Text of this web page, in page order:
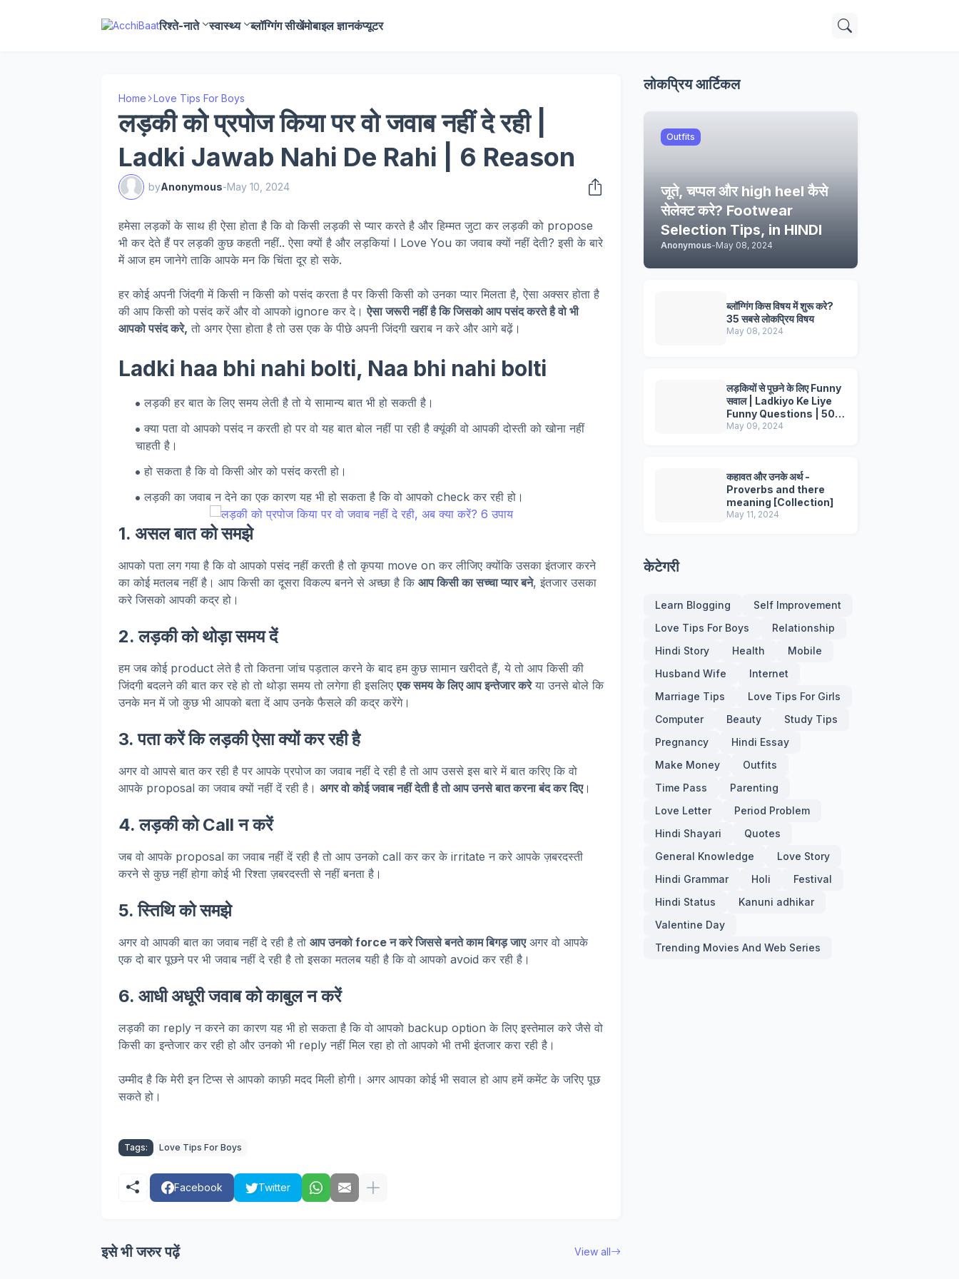
रिश्ते-नाते स्वास्थ्य ब्लॉग्गिंग सीखेंमोबाइल ज्ञानकंप्यूटर
Home Love Tips For Boys
लड़की को प्रपोज किया पर वो जवाब नहीं दे रही |
Ladki Jawab Nahi De Rahi | 6 Reason
byAnonymous-May 10, 2024
हमेसा लड़कों के साथ ही ऐसा होता है कि वो किसी लड़की से प्यार करते है और हिम्मत जुटा कर लड़की को propose
भी कर देते हैं पर लड़की कुछ कहती नहीं.. ऐसा क्यों है और लड़कियां I Love You का जवाब क्यों नहीं देती? इसी के बारे
में आज हम जानेगे ताकि आपके मन कि चिंता दूर हो सके.
हर कोई अपनी जिंदगी में किसी न किसी को पसंद करता है पर किसी किसी को उनका प्यार मिलता है, ऐसा अक्सर होता है
की आप किसी को पसंद करें और वो आपको ignore कर दे।ऐसा जरूरी नहीं है कि जिसको आप पसंद करते है वो भी
आपको पसंद करे, तो अगर ऐसा होता है तो उस एक के पीछे अपनी जिंदगी खराब न करे और आगे बढ़ें।
Ladki haa bhi nahi bolti, Naa bhi nahi bolti
लड़की हर बात के लिए समय लेती है तो ये सामान्य बात भी हो सकती है।
क्या पता वो आपको पसंद न करती हो पर वो यह बात बोल नहीं पा रही है क्यूंकी वो आपकी दोस्ती को खोना नहीं
चाहती है।
हो सकता है कि वो किसी ओर को पसंद करती हो।
लड़की का जवाब न देने का एक कारण यह भी हो सकता है कि वो आपको check कर रही हो।
1. असल बात को समझे
आपको पता लग गया है कि वो आपको पसंद नहीं करती है तो कृपया move on कर लीजिए क्योंकि उसका इंतजार करने
का कोई मतलब नहीं है। आप किसी का दूसरा विकल्प बनने से अच्छा है कि आप किसी का सच्चा प्यार बने, इंतजार उसका
करे जिसको आपकी कद्र हो।
2. लड़की को थोड़ा समय दें
हम जब कोई product लेते है तो कितना जांच पड़ताल करने के बाद हम कुछ सामान खरीदते हैं, ये तो आप किसी की
जिंदगी बदलने की बात कर रहे हो तो थोड़ा समय तो लगेगा ही इसलिएएक समय के लिए आप इन्तेजार करेया उनसे बोले कि
उनके मन में जो कुछ भी आपको बता दें आप उनके फैसले की कद्र करेंगे।
3. पता करें कि लड़की ऐसा क्यों कर रही है
अगर वो आपसे बात कर रही है पर आपके प्रपोज का जवाब नहीं दे रही है तो आप उससे इस बारे में बात करिए कि वो
आपके proposal का जवाब क्यों नहीं दें रही है। अगर वो कोई जवाब नहीं देती है तो आप उनसे बात करना बंद कर दिए।
4. लड़की को Call न करें
जब वो आपके proposal का जवाब नहीं दें रही है तो आप उनको call कर कर के irritate न करे आपके ज़बरदस्ती
करने से कुछ नहीं होगा कोई भी रिश्ता ज़बरदस्ती से नहीं बनता है।
5. स्तिथि को समझे
अगर वो आपकी बात का जवाब नहीं दे रही है तो आप उनको force न करे जिससे बनते काम बिगड़ जाएअगर वो आपके
एक दो बार पूछने पर भी जवाब नहीं दे रही है तो इसका मतलब यही है कि वो आपको avoid कर रही है।
6. आधी अधूरी जवाब को काबुल न करें
लड़की का reply न करने का कारण यह भी हो सकता है कि वो आपको backup option के लिए इस्तेमाल करे जैसे वो
किसी का इन्तेजार कर रही हो और उनको भी reply नहीं मिल रहा हो तो आपको भी तभी इंतजार करा रही है।
उम्मीद है कि मेरी इन टिप्स से आपको काफ़ी मदद मिली होगी। अगर आपका कोई भी सवाल हो आप हमें कमेंट के जरिए पूछ
सकते हो।
Tags: Love Tips For Boys
Facebook Twitter
इसे भी जरुर पढ़ें View all
लोकप्रिय आर्टिकल
Outfits
जूते, चप्पल और high heel कैसे
सेलेक्ट करे? Footwear
Selection Tips, in HINDI
Anonymous-May 08, 2024
ब्लॉग्गिंग किस विषय में शुरू करे?
35 सबसे लोकप्रिय विषय
May 08, 2024
लड़कियों से पूछने के लिए Funny
सवाल | Ladkiyo Ke Liye
Funny Questions | 50+
Questions
May 09, 2024
कहावत और उनके अर्थ -
Proverbs and there
meaning [Collection]
May 11, 2024
केटेगरी
Learn Blogging
Self Improvement
Love Tips For Boys
Relationship
Hindi Story
Health
Mobile
Husband Wife
Internet
Marriage Tips
Love Tips For Girls
Computer
Beauty
Study Tips
Pregnancy
Hindi Essay
Make Money
Outfits
Time Pass
Parenting
Love Letter
Period Problem
Hindi Shayari
Quotes
General Knowledge
Love Story
Hindi Grammar
Holi
Festival
Hindi Status
Kanuni adhikar
Valentine Day
Trending Movies And Web Series